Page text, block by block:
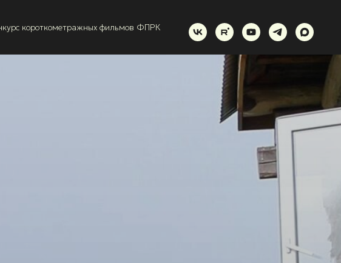
короткометражных фильмов ФПРК